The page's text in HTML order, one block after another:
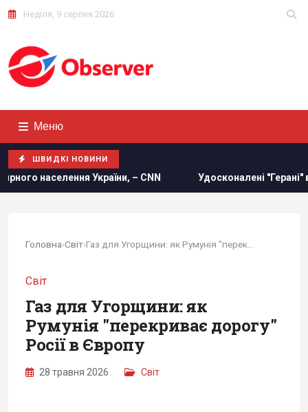
Неділя, 9 серпня 2026
Меню
ШВИДКІ НОВИНИ
Удосконалені "Герані" ворога: експерт оцінив
Головна›Світ›
Світ
Газ для Угорщини: як
Румунія "перекриває дорогу"
Росії в Європу
28 травня 2026 Світ